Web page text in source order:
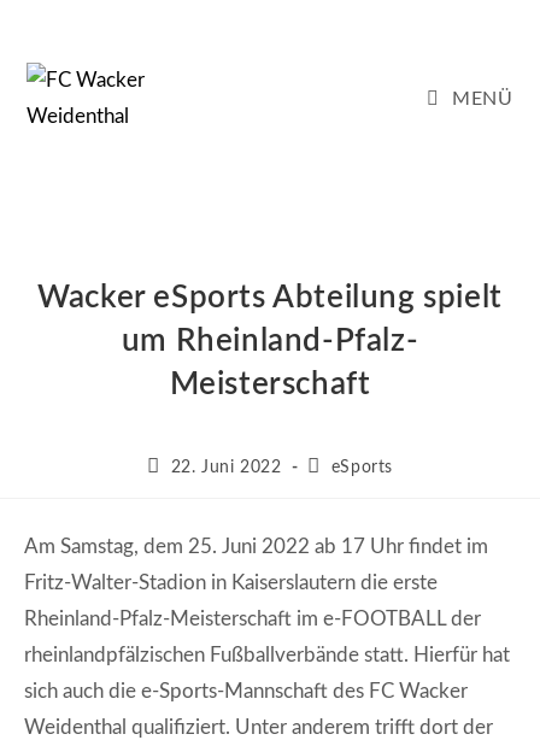
springen
MENÜ
Wacker eSports Abteilung spielt
um Rheinland-Pfalz-
Meisterschaft
Beitrag22. Juni 2022
Beitrags-
eSports
Am Samstag, dem 25. Juni 2022 ab 17 Uhr findet im
Fritz-Walter-Stadion in Kaiserslautern die erste
Rheinland-Pfalz-Meisterschaft im e-FOOTBALL der
rheinlandpfälzischen Fußballverbände statt. Hierfür hat
sich auch die e-Sports-Mannschaft des FC Wacker
Weidenthal qualifiziert. Unter anderem trifft dort der